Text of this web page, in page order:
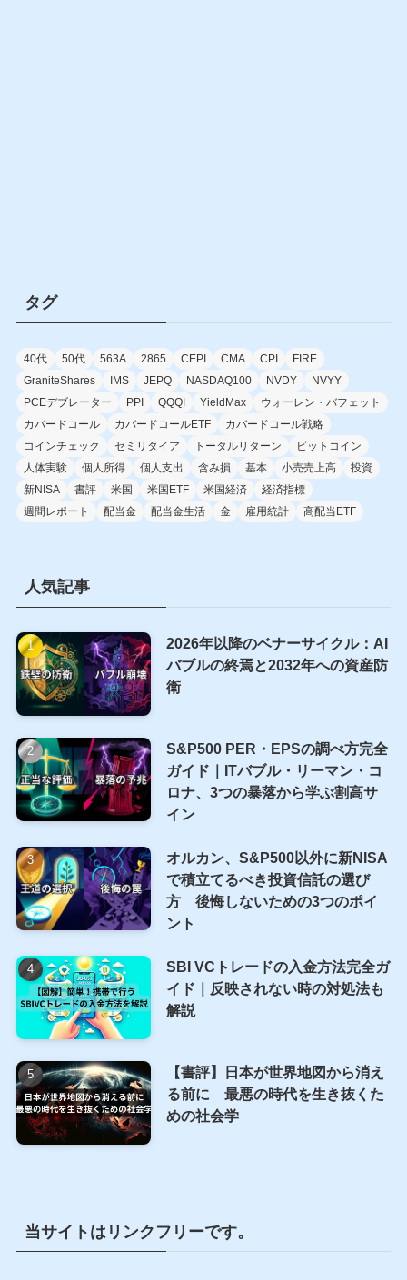
タグ
40代 50代 563A 2865 CEPI CMA CPI
FIRE
GraniteShares
IMS JEPQ NASDAQ100 NVDY
NVYY
PCEデブレーター
PPI QQQI YieldMax
ウォーレン・バフェット
カバードコール
カバードコールETF
カバードコール戦略
コインチェック
セミリタイア トータルリターン
ビットコイン
人体実験
個人所得 個人支出 含み損 基本 小売売上高
投資
新NISA
書評 米国 米国ETF 米国経済
経済指標
週間レポート
配当金 配当金生活 金 雇用統計 高配当ETF
人気記事
2026年以降のベナーサイクル：AI
バブルの終焉と2032年への資産防
衛
S&P500 PER・EPSの調べ方完全
ガイド｜ITバブル・リーマン・コ
ロナ、3つの暴落から学ぶ割高サ
イン
オルカン、S&P500以外に新NISA
で積立てるべき投資信託の選び
方 後悔しないための3つのポイ
ント
SBI VCトレードの入金方法完全ガ
イド｜反映されない時の対処法も
解説
【書評】日本が世界地図から消え
る前に 最悪の時代を生き抜くた
めの社会学
当サイトはリンクフリーです。